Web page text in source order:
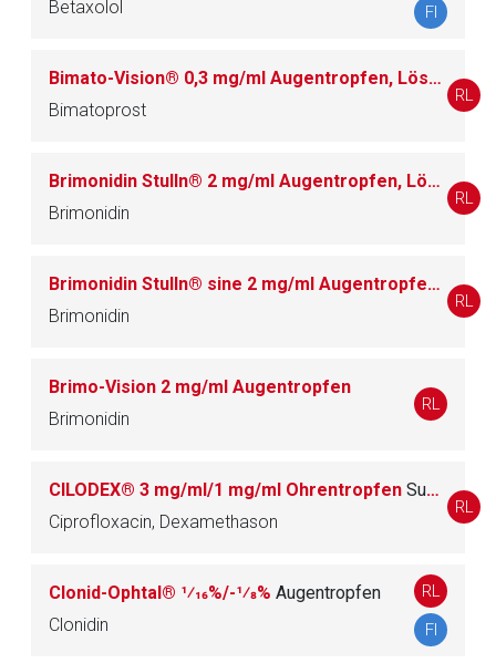
Betaxolol
FI
Bimato-Vision® 0,3 mg/ml Augentropfen, Lösung
Bimatoprost
RL
Brimonidin Stulln® 2 mg/ml Augentropfen, Lösung
Brimonidin
RL
Brimonidin Stulln® sine 2 mg/ml Augentropfen
Brimonidin
RL
Brimo-Vision 2 mg/ml Augentropfen
Brimonidin
RL
CILODEX® 3 mg/ml/1 mg/ml Ohrentropfen Suspension
Ciprofloxacin, Dexamethason
RL
Clonid-Ophtal® 1⁄16%/-1⁄8% Augentropfen
Clonidin
RL
FI